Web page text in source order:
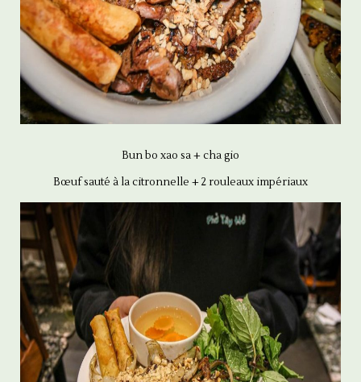
Bun bo xao sa + cha gio
Bœuf sauté à la citronnelle + 2 rouleaux impériaux